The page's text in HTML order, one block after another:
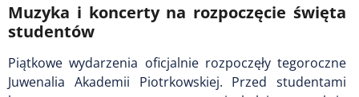
Muzyka i koncerty na rozpoczęcie święta
studentów
Piątkowe wydarzenia oficjalnie rozpoczęły tegoroczne
Juwenalia Akademii Piotrkowskiej. Przed studentami